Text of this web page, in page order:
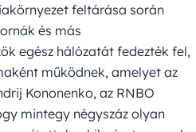
feltárása során
és más
egész hálózatát fedezték fel,
működnek, amelyet az
Kononenko, az RNBO
mintegy négyszáz olyan